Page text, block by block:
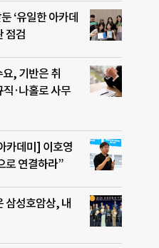
‘유일한 아카데
점검
, 기반은 취
·나홀로 사무
카데미] 이호영
로 연결하라”
삼성호암상, 내